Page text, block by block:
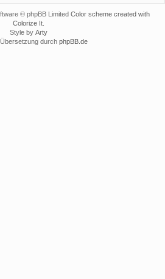
© phpBB Limited Color scheme created with
Colorize It
Style by Arty
durch phpBB.de